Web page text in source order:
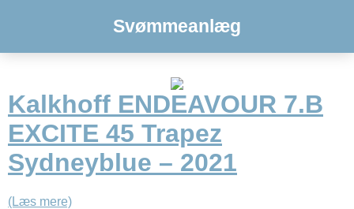
Svømmeanlæg
Kalkhoff ENDEAVOUR 7.B
EXCITE 45 Trapez
Sydneyblue – 2021
(Læs mere)